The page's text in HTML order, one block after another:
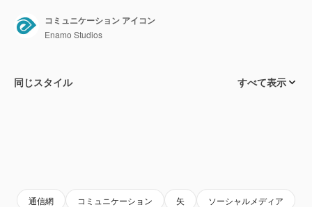
コミュニケーション アイコン
Enamo Studios
同じスタイル すべて表示
通信網 コミュニケーション 矢 ソーシャルメディア